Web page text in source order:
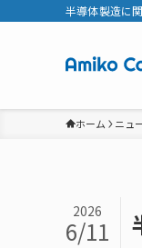
半導体製造に
ホーム ニュ
2026
6/11